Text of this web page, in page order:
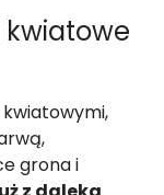
grona i